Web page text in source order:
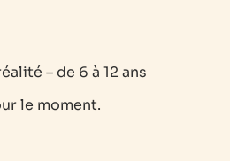
– de 6 à 12 ans
le moment.